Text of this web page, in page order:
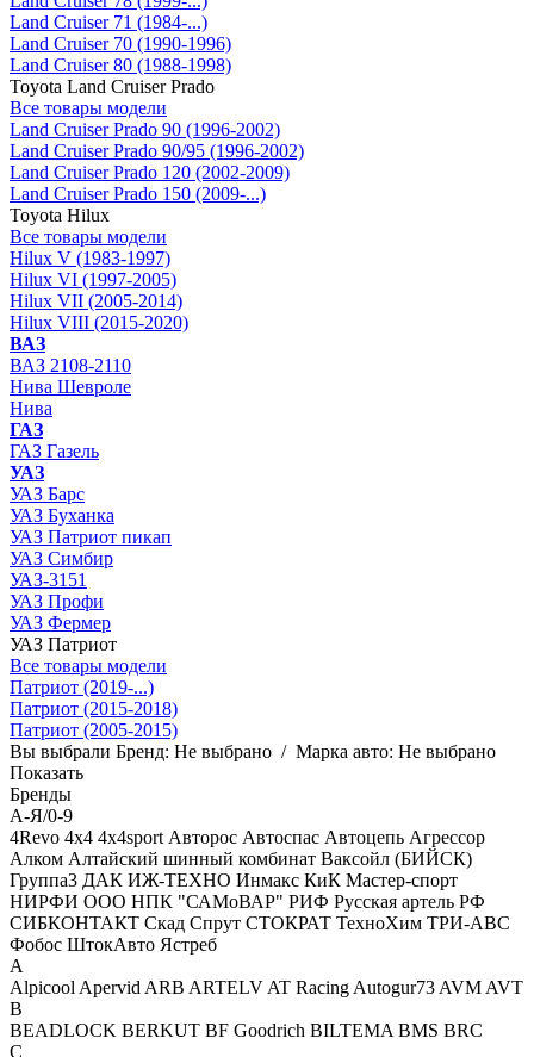
Land Cruiser 71 (1984-...)
Land Cruiser 70 (1990-1996)
Land Cruiser 80 (1988-1998)
Toyota Land Cruiser Prado
Все товары модели
Land Cruiser Prado 90 (1996-2002)
Land Cruiser Prado 90/95 (1996-2002)
Land Cruiser Prado 120 (2002-2009)
Land Cruiser Prado 150 (2009-...)
Toyota Hilux
Все товары модели
Hilux V (1983-1997)
Hilux VI (1997-2005)
Hilux VII (2005-2014)
Hilux VIII (2015-2020)
ВАЗ
ВАЗ 2108-2110
Нива Шевроле
Нива
ГАЗ
ГАЗ Газель
УАЗ
УАЗ Барс
УАЗ Буханка
УАЗ Патриот пикап
УАЗ Симбир
УАЗ-3151
УАЗ Профи
УАЗ Фермер
УАЗ Патриот
Все товары модели
Патриот (2019-...)
Патриот (2015-2018)
Патриот (2005-2015)
Вы выбрали Бренд: Не выбрано / Марка авто: Не выбрано
Показать
Бренды
А-Я/0-9
4Revo 4x4 4x4sport Авторос Автоспас Автоцепь Агрессор
Алком Алтайский шинный комбинат Ваксойл (БИЙСК)
Группа3 ДАК ИЖ-ТЕХНО Инмакс КиК Мастер-спорт
НИРФИ ООО НПК "САМоВАР" РИФ Русская артель РФ
СИБКОНТАКТ Скад Спрут СТОКРАТ ТехноХим ТРИ-АВС
Фобос ШтокАвто Ястреб
A
Alpicool Apervid ARB ARTELV AT Racing Autogur73 AVM AVT
B
BEADLOCK BERKUT BF Goodrich BILTEMA BMS BRC
C